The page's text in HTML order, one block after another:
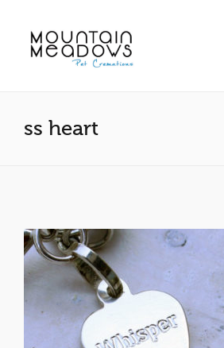
ss heart